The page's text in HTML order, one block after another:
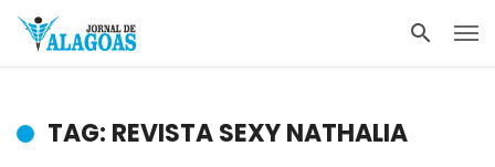
TAG: REVISTA SEXY NATHALIA